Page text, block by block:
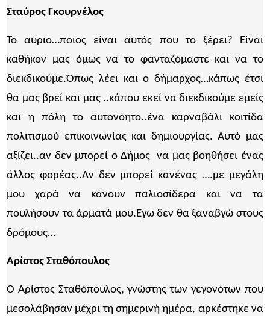
Σταύρος Γκουρνέλος
Το αύριο…ποιος είναι αυτός που το ξέρει? Είναι
καθήκον μας όμως να το φανταζόμαστε και να το
διεκδικούμε.Όπως λέει και ο δήμαρχος…κάπως έτσι
θα μας βρεί και μας ..κάπου εκεί να διεκδικούμε εμείς
και η πόλη το αυτονόητο..ένα καρναβάλι κοιτίδα
πολιτισμού επικοινωνίας και δημιουργίας. Αυτό μας
αξίζει..αν δεν μπορεί ο Δήμος να μας βοηθήσει ένας
άλλος φορέας..Αν δεν μπορεί κανένας ….με μεγάλη
μου χαρά να κάνουν παλιοσίδερα και να τα
πουλήσουν τα άρματά μου.Εγω δεν θα ξαναβγώ στους
δρόμους…
Αρίστος Σταθόπουλος
Ο Αρίστος Σταθόπουλος, γνώστης των γεγονότων που
μεσολάβησαν μέχρι τη σημερινή ημέρα, αρκέστηκε να